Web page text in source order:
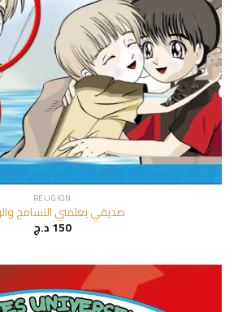
RELIGION
صديقي يعلمني التسامح
150د.ج